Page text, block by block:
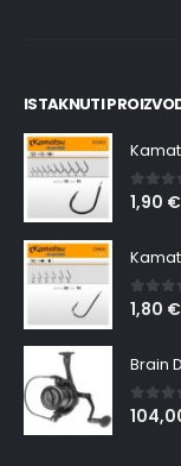
ISTAKNUTI
0 out
1,90 €
0 out
1,80 €
Brain
0out